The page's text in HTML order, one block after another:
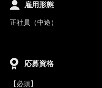
雇用形態
正社員（中途）
応募資格
【必須】